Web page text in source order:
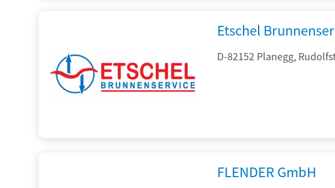
Etschel
D-82152 Planegg,
FLENDER GmbH